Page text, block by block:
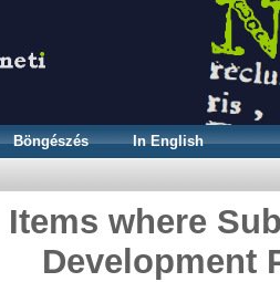
Böngészés In English
Items where
Development